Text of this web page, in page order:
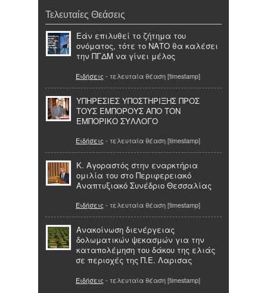
Τελευταίες Θεάσεις
Εάν επιλυθεί το ζήτημα του
ονόματος, τότε το ΝΑΤΟ θα καλέσει
την ΠΓΔΜ να γίνει μέλος
Ειδήσεις - τελευταία θέαση [timestamp]
ΥΠΗΡΕΣΙΕΣ ΥΠΟΣΤΗΡΙΞΗΣ ΠΡΟΣ
ΤΟΥΣ ΕΜΠΟΡΟΥΣ ΑΠΟ ΤΟΝ
ΕΜΠΟΡΙΚΟ ΣΥΛΛΟΓΟ
Ειδήσεις - τελευταία θέαση [timestamp]
Κ. Αγοραστός στην εναρκτήρια
ομιλία του στο Περιφερειακό
Αναπτυξιακό Συνέδριο Θεσσαλίας
Ειδήσεις - τελευταία θέαση [timestamp]
Ανακοίνωση διενέργειας
δολωματικών ψεκασμών για την
καταπολέμηση του δάκου της ελιάς
σε περιοχές της Π.Ε. Λαρισας
Ειδήσεις - τελευταία θέαση [timestamp]